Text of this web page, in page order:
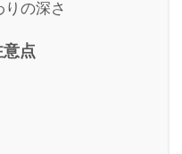
の深さ
点